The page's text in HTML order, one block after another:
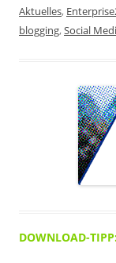
Aktuelles,
blogging,Social
DOWNLOAD-